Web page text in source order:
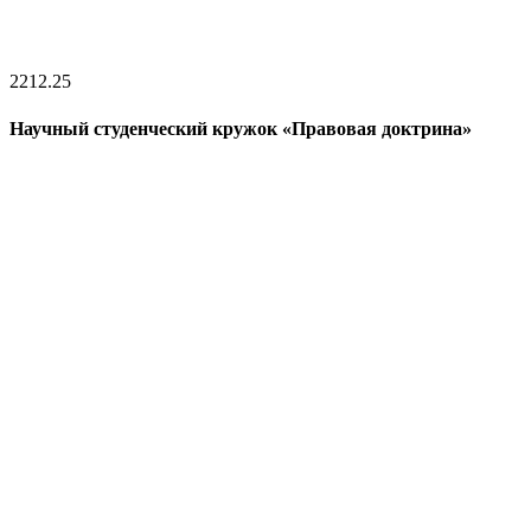
2212.25
Научный студенческий кружок «Правовая доктрина»